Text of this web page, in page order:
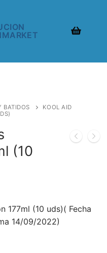
BATIDOS
KOOL AID
(10
177ml (10 uds)( Fecha
14/09/2022)